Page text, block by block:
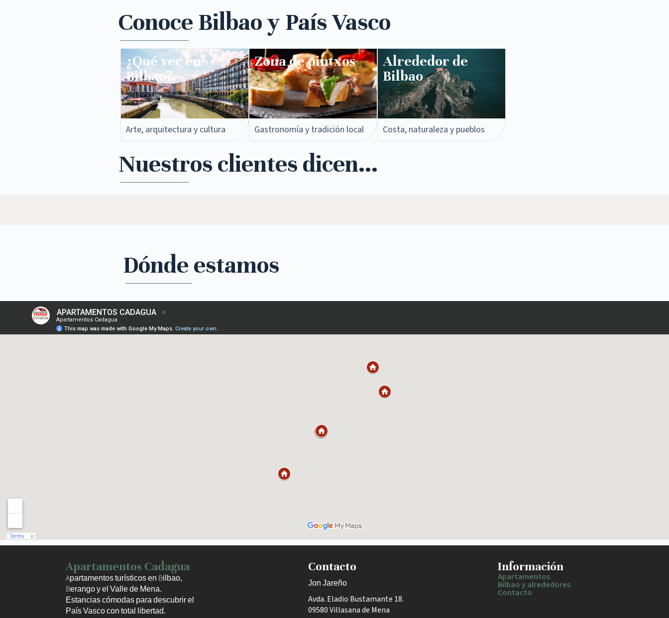
Conoce Bilbao y País Vasco
¿Qué ver en
Bilbao?
Arte, arquitectura y cultura
Zona de pintxos​
Gastronomía y tradición local
Alrededor de
Bilbao
Costa, naturaleza y pueblos
Nuestros clientes dicen...
Dónde estamos
Apartamentos Cadagua
Apartamentos turísticos en Bilbao,
Berango y el Valle de Mena.
Estancias cómodas para descubrir el
País Vasco con total libertad.
Contacto
Jon Jareño
Avda. Eladio Bustamante 18.
09580 Villasana de Mena
Información
Apartamentos
Bilbao y alrededores
Contacto